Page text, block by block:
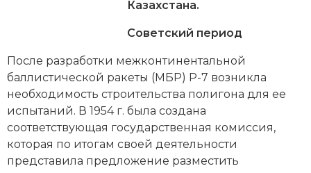
Генеалогия, геральдика
Государство и право
Европа
Империи
Историческая география и топонимика
История материальной и духовной культуры
Казахстана.
Советский период
После разработки межконтинентальной
баллистической ракеты (МБР) Р-7 возникла
необходимость строительства полигона для ее
испытаний. В 1954 г. была создана
соответствующая государственная комиссия,
которая по итогам своей деятельности
представила предложение разместить